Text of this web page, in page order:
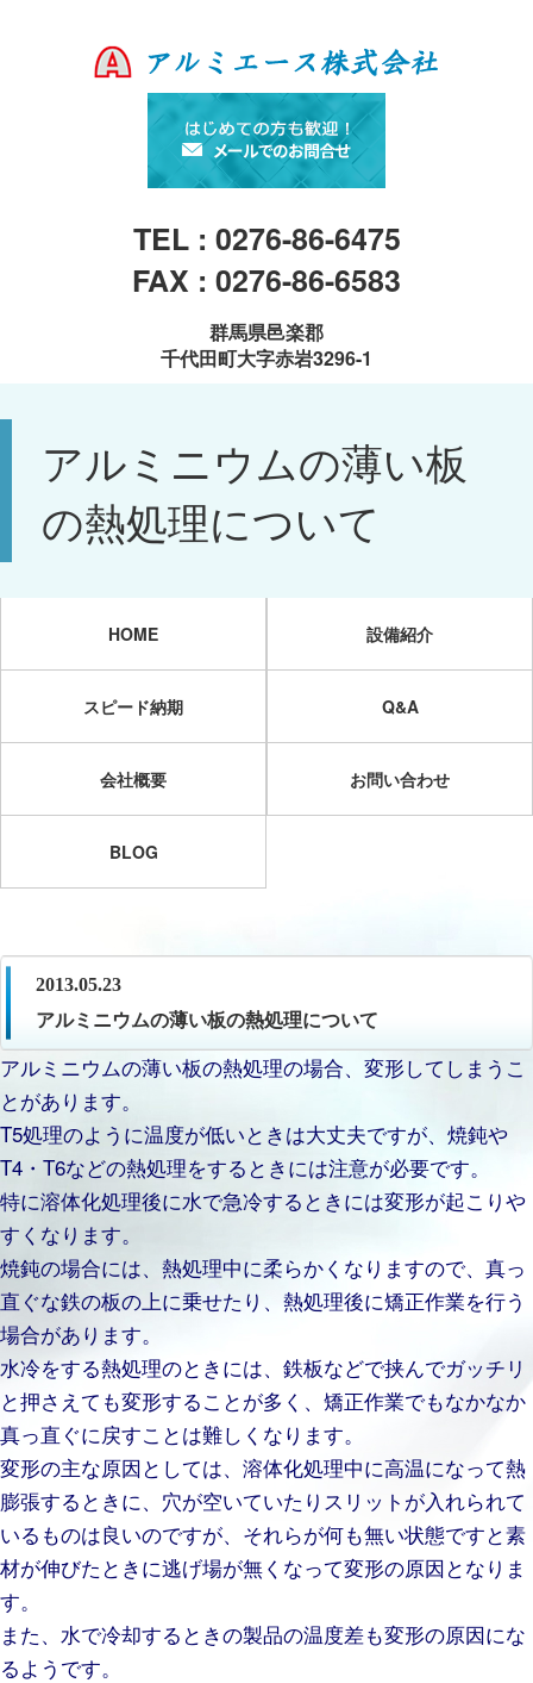
TEL : 0276-86-6475
FAX : 0276-86-6583
群馬県邑楽郡
千代田町大字赤岩3296-1
アルミニウムの薄い板
の熱処理について
HOME 設備紹介
スピード納期 Q&A
会社概要 お問い合わせ
BLOG
2013.05.23
アルミニウムの薄い板の熱処理について
アルミニウムの薄い板の熱処理の場合、変形してしまうこ
とがあります。
T5処理のように温度が低いときは大丈夫ですが、焼鈍や
T4・T6などの熱処理をするときには注意が必要です。
特に溶体化処理後に水で急冷するときには変形が起こりや
すくなります。
焼鈍の場合には、熱処理中に柔らかくなりますので、真っ
直ぐな鉄の板の上に乗せたり、熱処理後に矯正作業を行う
場合があります。
水冷をする熱処理のときには、鉄板などで挟んでガッチリ
と押さえても変形することが多く、矯正作業でもなかなか
真っ直ぐに戻すことは難しくなります。
変形の主な原因としては、溶体化処理中に高温になって熱
膨張するときに、穴が空いていたりスリットが入れられて
いるものは良いのですが、それらが何も無い状態ですと素
材が伸びたときに逃げ場が無くなって変形の原因となりま
す。
また、水で冷却するときの製品の温度差も変形の原因にな
るようです。